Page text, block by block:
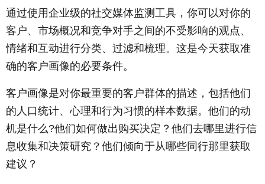
通过使用企业级的社交媒体监测工具，你可以对你的
客户、市场概况和竞争对手之间的不受影响的观点、
情绪和互动进行分类、过滤和梳理。这是今天获取准
确的客户画像的必要条件。
客户画像是对你最重要的客户群体的描述，包括他们
的人口统计、心理和行为习惯的样本数据。他们的动
机是什么?他们如何做出购买决定？他们去哪里进行信
息收集和决策研究？他们倾向于从哪些同行那里获取
建议？